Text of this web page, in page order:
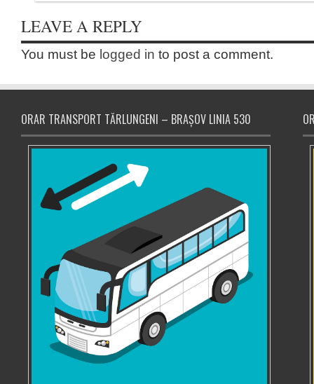
LEAVE A REPLY
You must be logged in to post a comment.
ORAR TRANSPORT TĂRLUNGENI – BRAȘOV LINIA 530